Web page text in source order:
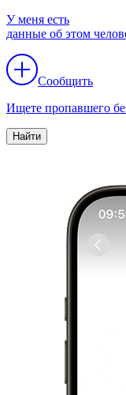
У меня есть
данные об этом
Сообщить
Ищете пропавшего
Найти